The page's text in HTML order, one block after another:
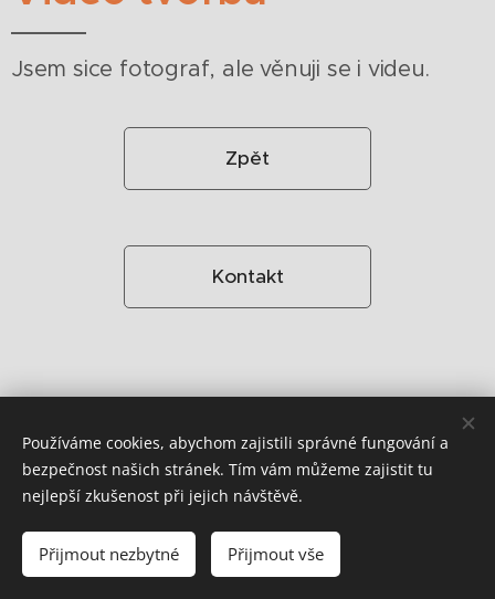
Jsem sice fotograf, ale věnuji se i videu.
Zpět
Kontakt
Vytvořeno službou Cookies
Používáme cookies, abychom zajistili správné fungování a
bezpečnost našich stránek. Tím vám můžeme zajistit tu
nejlepší zkušenost při jejich návštěvě.
Přijmout nezbytné Přijmout vše